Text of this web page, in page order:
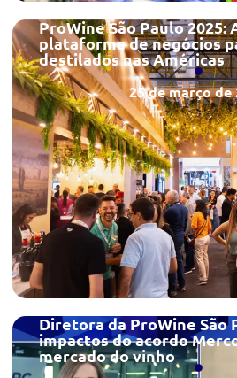
ProWine São Paulo 2025:
plataforma de negócios
destilados nas Américas
25 de março de
Diretora da ProWine São
impactos do acordo
mercado do vinho